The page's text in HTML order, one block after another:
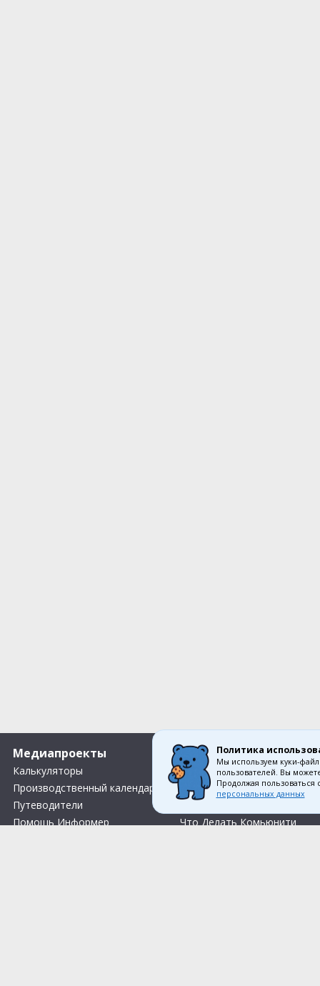
Медиапроекты
Калькуляторы
Производственный календарь
Путеводители
Помощь Информер
О компании
Вакансии
О нас
Контакты
Что Делать Комьюнити
Политика
Мы используем куки-
пользователей. Вы
Продолжая
персональных данных